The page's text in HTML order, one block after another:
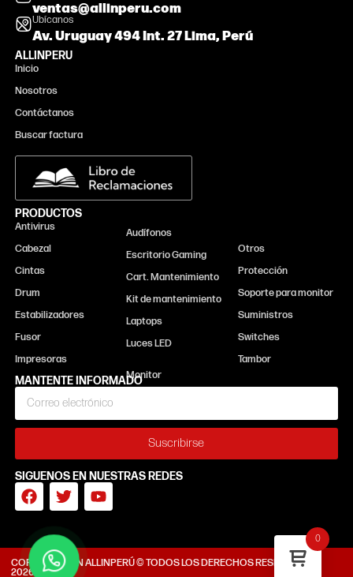
ventas@allinperu.com
Ubícanos
Av. Uruguay 494 Int. 27 Lima, Perú
ALLINPERU
Inicio
Nosotros
Contáctanos
Buscar factura
PRODUCTOS
Antivirus
Cabezal
Cintas
Drum
Estabilizadores
Fusor
Impresoras
Audífonos
Escritorio Gaming
Cart. Mantenimiento
Kit de mantenimiento
Laptops
Luces LED
Otros
Protección
Soporte para monitor
Suministros
Switches
Tambor
MANTENTE INFORMADO
Suscribirse
SIGUENOS EN NUESTRAS REDES
CORPORACIÓN ALLINPERÚ © TODOS LOS DERECHOS RESERVADOS
2026
0